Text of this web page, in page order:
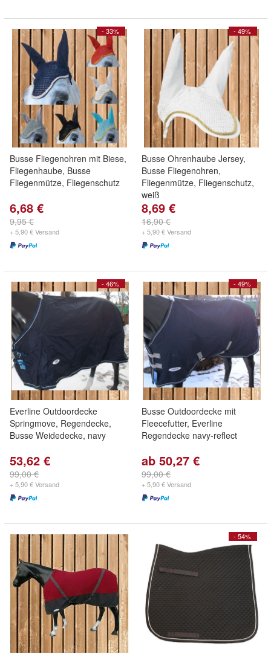
- 33%
Busse Fliegenohren mit Biese,
Fliegenhaube, Busse
Fliegenmütze, Fliegenschutz
6,68 €
9,95 €
+ 5,90 € Versand
- 49%
Busse Ohrenhaube Jersey,
Busse Fliegenohren,
Fliegenmütze, Fliegenschutz,
weiß
8,69 €
16,90 €
+ 5,90 € Versand
- 46%
Everline Outdoordecke
Springmove, Regendecke,
Busse Weidedecke, navy
53,62 €
99,00 €
+ 5,90 € Versand
- 49%
Busse Outdoordecke mit
Fleecefutter, Everline
Regendecke navy-reflect
ab 50,27 €
99,00 €
+ 5,90 € Versand
- 54%